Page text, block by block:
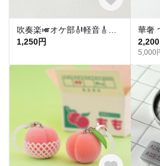
1,250円
2,200
5,000